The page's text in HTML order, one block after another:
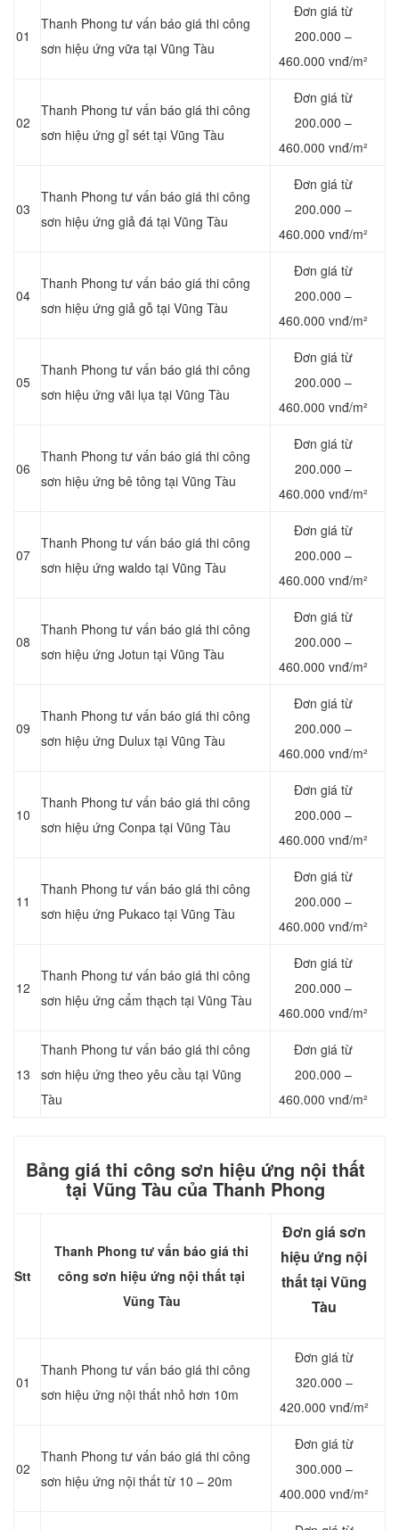
01
Thanh Phong tư vấn báo giá thi công
sơn hiệu ứng vữa tại Vũng Tàu
Đơn giá từ
200.000 –
460.000 vnđ/m²
02
Thanh Phong tư vấn báo giá thi công
sơn hiệu ứng gỉ sét tại Vũng Tàu
Đơn giá từ
200.000 –
460.000 vnđ/m²
03
Thanh Phong tư vấn báo giá thi công
sơn hiệu ứng giả đá tại Vũng Tàu
Đơn giá từ
200.000 –
460.000 vnđ/m²
04
Thanh Phong tư vấn báo giá thi công
sơn hiệu ứng giả gỗ tại Vũng Tàu
Đơn giá từ
200.000 –
460.000 vnđ/m²
05
Thanh Phong tư vấn báo giá thi công
sơn hiệu ứng vãi lụa tại Vũng Tàu
Đơn giá từ
200.000 –
460.000 vnđ/m²
06
Thanh Phong tư vấn báo giá thi công
sơn hiệu ứng bê tông tại Vũng Tàu
Đơn giá từ
200.000 –
460.000 vnđ/m²
07
Thanh Phong tư vấn báo giá thi công
sơn hiệu ứng waldo tại Vũng Tàu
Đơn giá từ
200.000 –
460.000 vnđ/m²
08
Thanh Phong tư vấn báo giá thi công
sơn hiệu ứng Jotun tại Vũng Tàu
Đơn giá từ
200.000 –
460.000 vnđ/m²
09
Thanh Phong tư vấn báo giá thi công
sơn hiệu ứng Dulux tại Vũng Tàu
Đơn giá từ
200.000 –
460.000 vnđ/m²
10
Thanh Phong tư vấn báo giá thi công
sơn hiệu ứng Conpa tại Vũng Tàu
Đơn giá từ
200.000 –
460.000 vnđ/m²
11
Thanh Phong tư vấn báo giá thi công
sơn hiệu ứng Pukaco tại Vũng Tàu
Đơn giá từ
200.000 –
460.000 vnđ/m²
12
Thanh Phong tư vấn báo giá thi công
sơn hiệu ứng cẩm thạch tại Vũng Tàu
Đơn giá từ
200.000 –
460.000 vnđ/m²
13
Thanh Phong tư vấn báo giá thi công
sơn hiệu ứng theo yêu cầu tại Vũng
Tàu
Đơn giá từ
200.000 –
460.000 vnđ/m²
Bảng giá thi công sơn hiệu ứng nội thất
tại Vũng Tàu của Thanh Phong
Stt
Thanh Phong tư vấn báo giá thi
công sơn hiệu ứng nội thất tại
Vũng Tàu
Đơn giá sơn
hiệu ứng nội
thất tại Vũng
Tàu
01
Thanh Phong tư vấn báo giá thi công
sơn hiệu ứng nội thất nhỏ hơn 10m
Đơn giá từ
320.000 –
420.000 vnđ/m²
02
Thanh Phong tư vấn báo giá thi công
sơn hiệu ứng nội thất từ 10 – 20m
Đơn giá từ
300.000 –
400.000 vnđ/m²